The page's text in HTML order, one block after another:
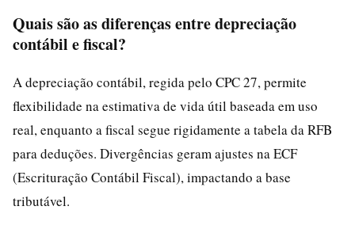
Quais são as diferenças entre depreciação
contábil e fiscal?
A depreciação contábil, regida pelo CPC 27, permite
flexibilidade na estimativa de vida útil baseada em uso
real, enquanto a fiscal segue rigidamente a tabela da RFB
para deduções. Divergências geram ajustes na ECF
(Escrituração Contábil Fiscal), impactando a base
tributável.